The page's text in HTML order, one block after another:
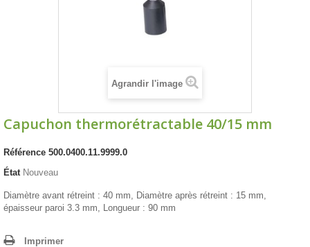
Agrandir l'image
Capuchon thermorétractable 40/15 mm
Référence 500.0400.11.9999.0
État Nouveau
Diamètre avant rétreint : 40 mm, Diamètre après rétreint : 15 mm,
épaisseur paroi 3.3 mm, Longueur : 90 mm
Imprimer